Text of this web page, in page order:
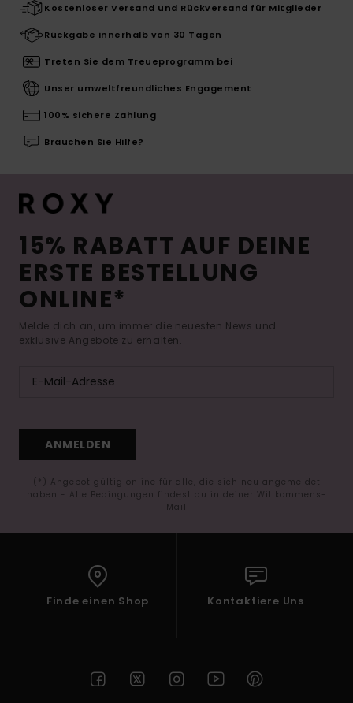
Kostenloser Versand und Rückversand für Mitglieder
Rückgabe innerhalb von 30 Tagen
Treten Sie dem Treueprogramm bei
Unser umweltfreundliches Engagement
100% sichere Zahlung
Brauchen Sie Hilfe?
15% RABATT AUF DEINE
ERSTE BESTELLUNG
ONLINE*
Melde dich an, um immer die neuesten News und
exklusive Angebote zu erhalten.
ANMELDEN
(*) Angebot gültig online für alle, die sich neu angemeldet
haben - Alle Bedingungen findest du in deiner Willkommens-
Mail
Finde einen Shop Kontaktiere Uns